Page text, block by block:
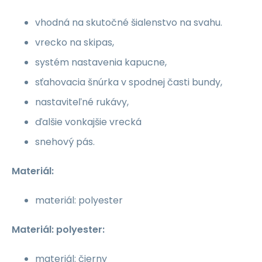
vhodná na skutočné šialenstvo na svahu.
vrecko na skipas,
systém nastavenia kapucne,
sťahovacia šnúrka v spodnej časti bundy,
nastaviteľné rukávy,
ďalšie vonkajšie vrecká
snehový pás.
Materiál:
materiál: polyester
Materiál: polyester:
materiál: čierny